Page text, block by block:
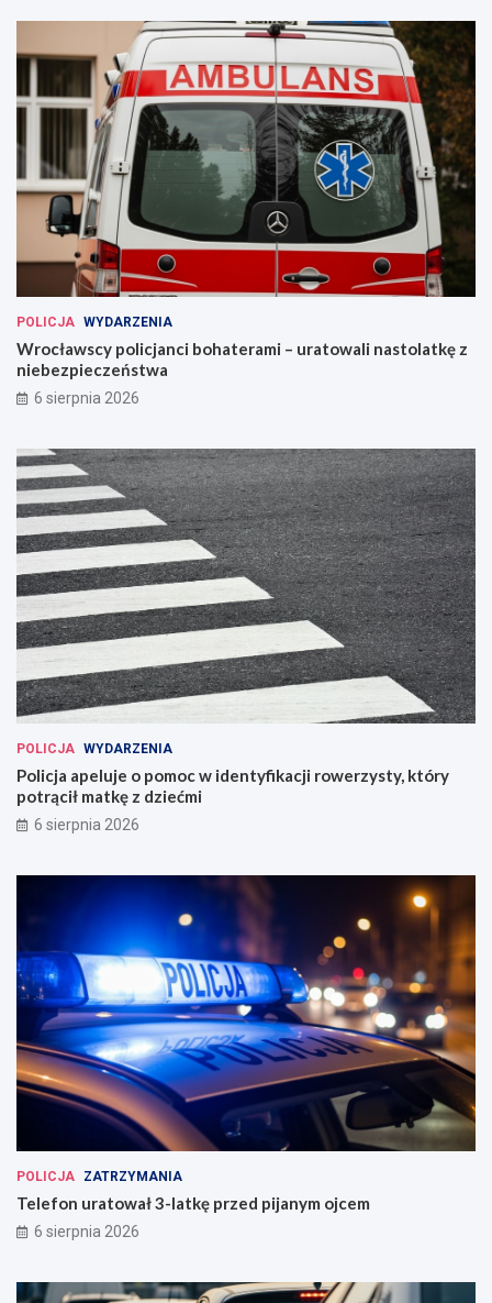
POLICJA WYDARZENIA
Wrocławscy policjanci bohaterami – uratowali nastolatkę z
niebezpieczeństwa
6 sierpnia 2026
POLICJA WYDARZENIA
Policja apeluje o pomoc w identyfikacji rowerzysty, który
potrącił matkę z dziećmi
6 sierpnia 2026
POLICJA ZATRZYMANIA
Telefon uratował 3-latkę przed pijanym ojcem
6 sierpnia 2026